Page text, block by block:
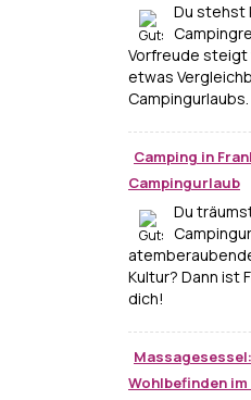
Du stehst
Vorfreude steigt
etwas
Campingurlaubs.
Camping in
Campingurlaub
Du
Kultur? Dann ist
dich!
Wohlbefinden